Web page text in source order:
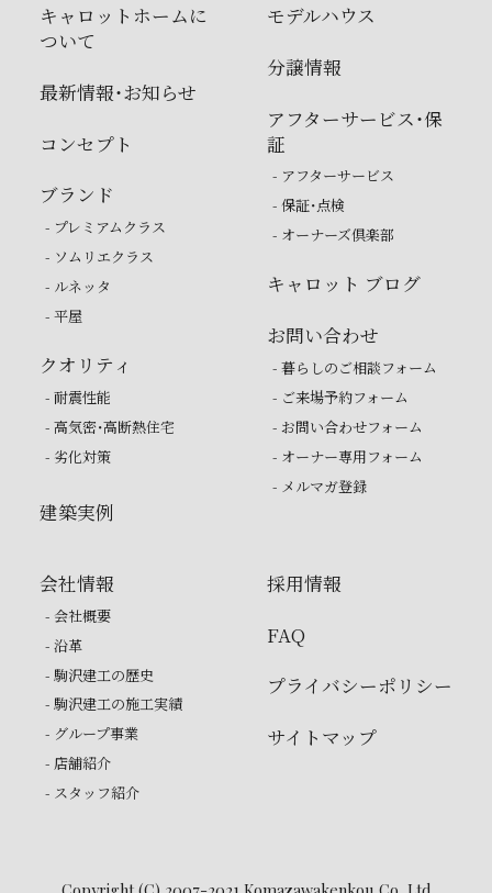
キャロットホームに
ついて
最新情報・お知らせ
コンセプト
ブランド
- プレミアムクラス
- ソムリエクラス
- ルネッタ
- 平屋
クオリティ
- 耐震性能
- 高気密・高断熱住宅
- 劣化対策
建築実例
モデルハウス
分譲情報
アフターサービス・保
証
- アフターサービス
- 保証・点検
- オーナーズ倶楽部
キャロット ブログ
お問い合わせ
- 暮らしのご相談フォーム
- ご来場予約フォーム
- お問い合わせフォーム
- オーナー専用フォーム
- メルマガ登録
会社情報
- 会社概要
- 沿革
- 駒沢建工の歴史
- 駒沢建工の施工実績
- グループ事業
- 店舗紹介
- スタッフ紹介
採用情報
FAQ
プライバシーポリシー
サイトマップ